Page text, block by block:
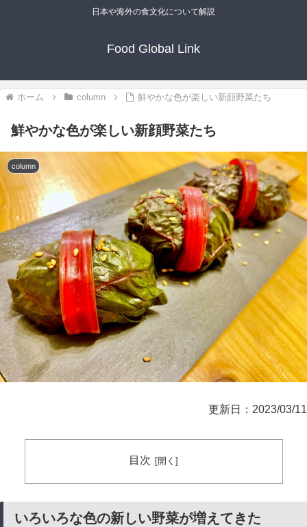
日本や海外の食文化について解説
Food Global Link
ホーム column 鮮やかな色が楽しい新顔野菜たち
鮮やかな色が楽しい新顔野菜たち
column
更新日：2023/03/11
目次
いろいろな色の新しい野菜が増えてきた